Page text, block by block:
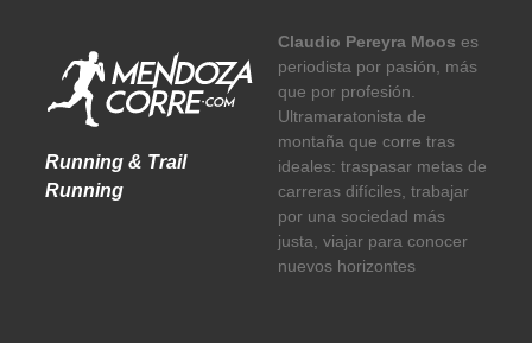
Running & Trail
Running
Claudio Pereyra Moos es
periodista por pasión, más
que por profesión.
Ultramaratonista de
montaña que corre tras
ideales: traspasar metas de
carreras difíciles, trabajar
por una sociedad más
justa, viajar para conocer
nuevos horizontes